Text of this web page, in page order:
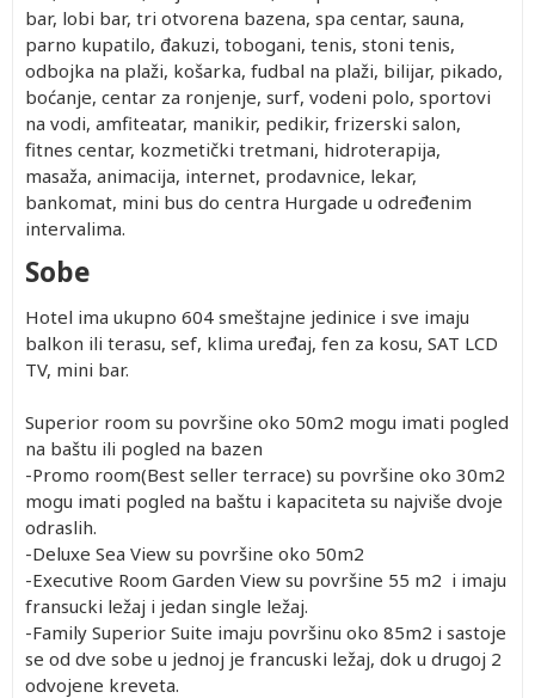
bar, lobi bar, tri otvorena bazena, spa centar, sauna,
parno kupatilo, đakuzi, tobogani, tenis, stoni tenis,
odbojka na plaži, košarka, fudbal na plaži, bilijar, pikado,
boćanje, centar za ronjenje, surf, vodeni polo, sportovi
na vodi, amfiteatar, manikir, pedikir, frizerski salon,
fitnes centar, kozmetički tretmani, hidroterapija,
masaža, animacija, internet, prodavnice, lekar,
bankomat, mini bus do centra Hurgade u određenim
intervalima.
Sobe
Hotel ima ukupno 604 smeštajne jedinice i sve imaju
balkon ili terasu, sef, klima uređaj, fen za kosu, SAT LCD
TV, mini bar.
Superior room su površine oko 50m2 mogu imati pogled
na baštu ili pogled na bazen
-Promo room(Best seller terrace) su površine oko 30m2
mogu imati pogled na baštu i kapaciteta su najviše dvoje
odraslih.
-Deluxe Sea View su površine oko 50m2
-Executive Room Garden View su površine 55 m2 i imaju
fransucki ležaj i jedan single ležaj.
-Family Superior Suite imaju površinu oko 85m2 i sastoje
se od dve sobe u jednoj je francuski ležaj, dok u drugoj 2
odvojene kreveta.